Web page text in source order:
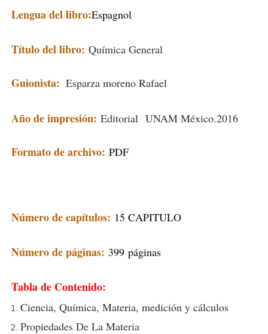
Lengua del libro:Espagnol
Título del libro: Química General
Guionista: Esparza moreno Rafael
Año de impresión: Editorial UNAM México.2016
Formato de archivo: PDF
Número de capítulos: 15 CAPITULO
Número de páginas: 399páginas
Tabla de Contenido:
Ciencia, Química, Materia, medición y cálculos
Propiedades De La Materia